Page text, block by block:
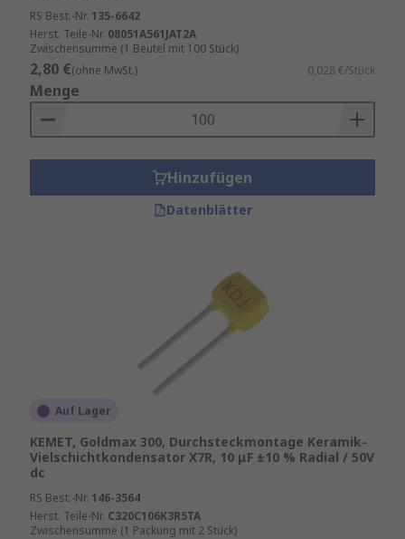
RS Best.-Nr. 135-6642
Herst. Teile-Nr. 08051A561JAT2A
Zwischensumme (1 Beutel mit 100 Stück)
2,80 €(ohne MwSt.) 0,028 €/Stück
Menge
Hinzufügen
Datenblätter
Auf Lager
KEMET, Goldmax 300, Durchsteckmontage Keramik-
Vielschichtkondensator X7R, 10 μF ±10 % Radial / 50V
dc
RS Best.-Nr. 146-3564
Herst. Teile-Nr. C320C106K3R5TA
Zwischensumme (1 Packung mit 2 Stück)